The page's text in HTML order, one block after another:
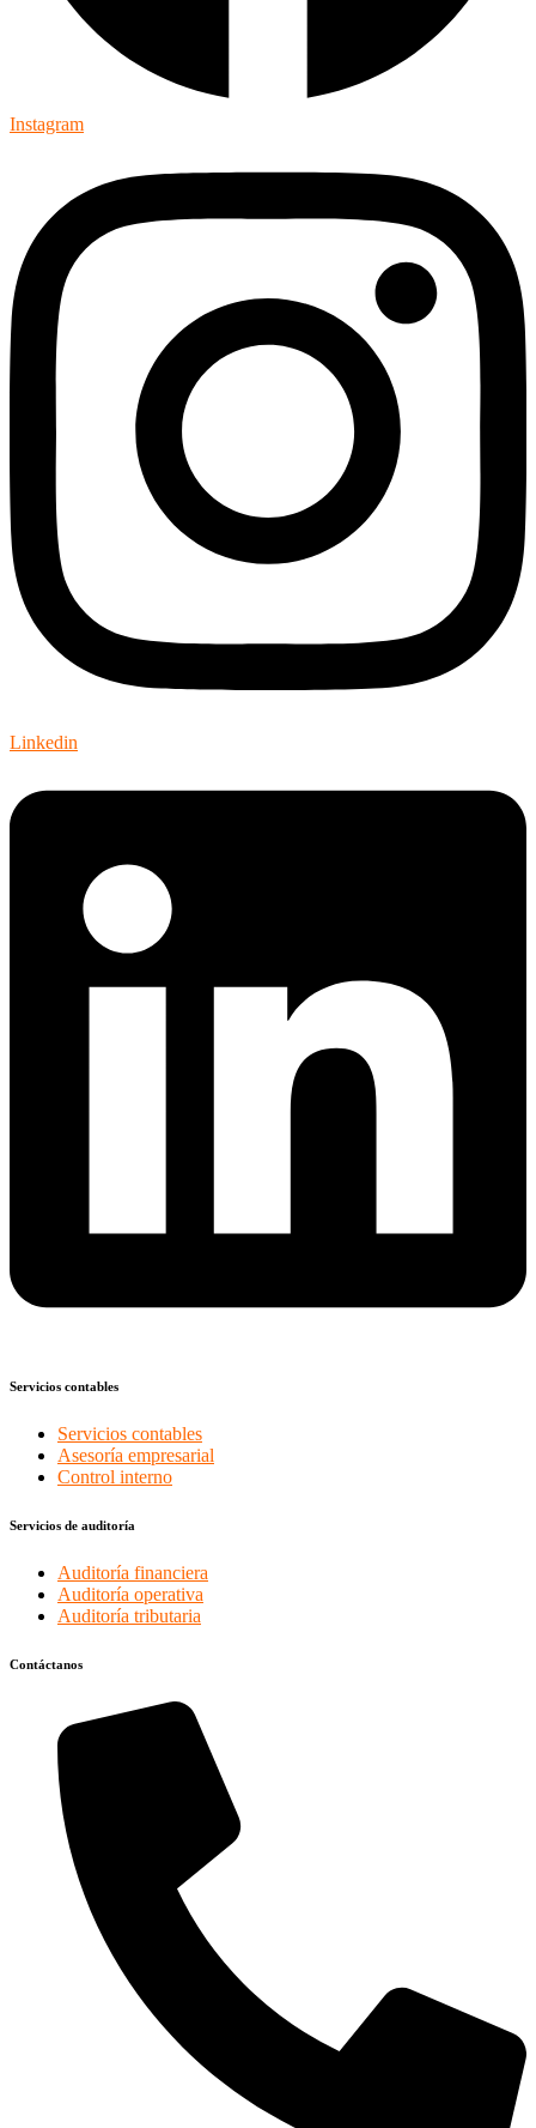
Instagram
Linkedin
Servicios contables
Servicios contables
Asesoría empresarial
Control interno
Servicios de auditoría
Auditoría financiera
Auditoría operativa
Auditoría tributaria
Contáctanos